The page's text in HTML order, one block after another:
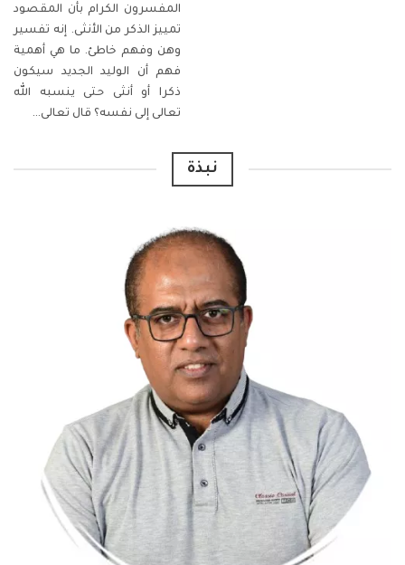
المفسرون الكرام بأن المقصود
تمييز الذكر من الأنثى. إنه تفسير
وهن وفهم خاطئ. ما هي أهمية
فهم أن الوليد الجديد سيكون
ذكرا أو أنثى حتى ينسبه الله
تعالى إلى نفسه؟ قال تعالى…
نبذة